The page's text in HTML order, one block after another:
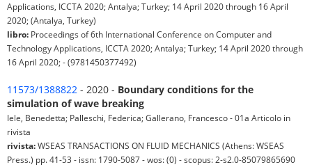
Applications, ICCTA 2020; Antalya; Turkey; 14 April 2020 through 16 April
2020; (Antalya, Turkey)
libro: Proceedings of 6th International Conference on Computer and
Technology Applications, ICCTA 2020; Antalya; Turkey; 14 April 2020 through
16 April 2020; - (9781450377492)
11573/1388822 - 2020 - Boundary conditions for the
simulation of wave breaking
Iele, Benedetta; Palleschi, Federica; Gallerano, Francesco - 01a Articolo in
rivista
rivista:WSEAS TRANSACTIONS ON FLUID MECHANICS (Athens: WSEAS
Press.) pp. 41-53 - issn: 1790-5087 - wos: (0) - scopus: 2-s2.0-85079865690